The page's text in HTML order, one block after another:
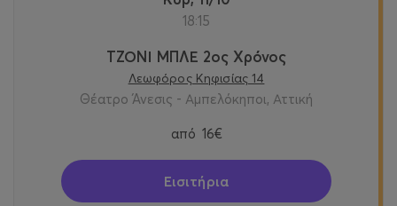
18:15
ΤΖΟΝΙ ΜΠΛΕ 2ος Χρόνος
Λεωφόρος Κηφισίας 14
Θέατρο Άνεσις - Αμπελόκηποι, Αττική
από 16€
Εισιτήρια